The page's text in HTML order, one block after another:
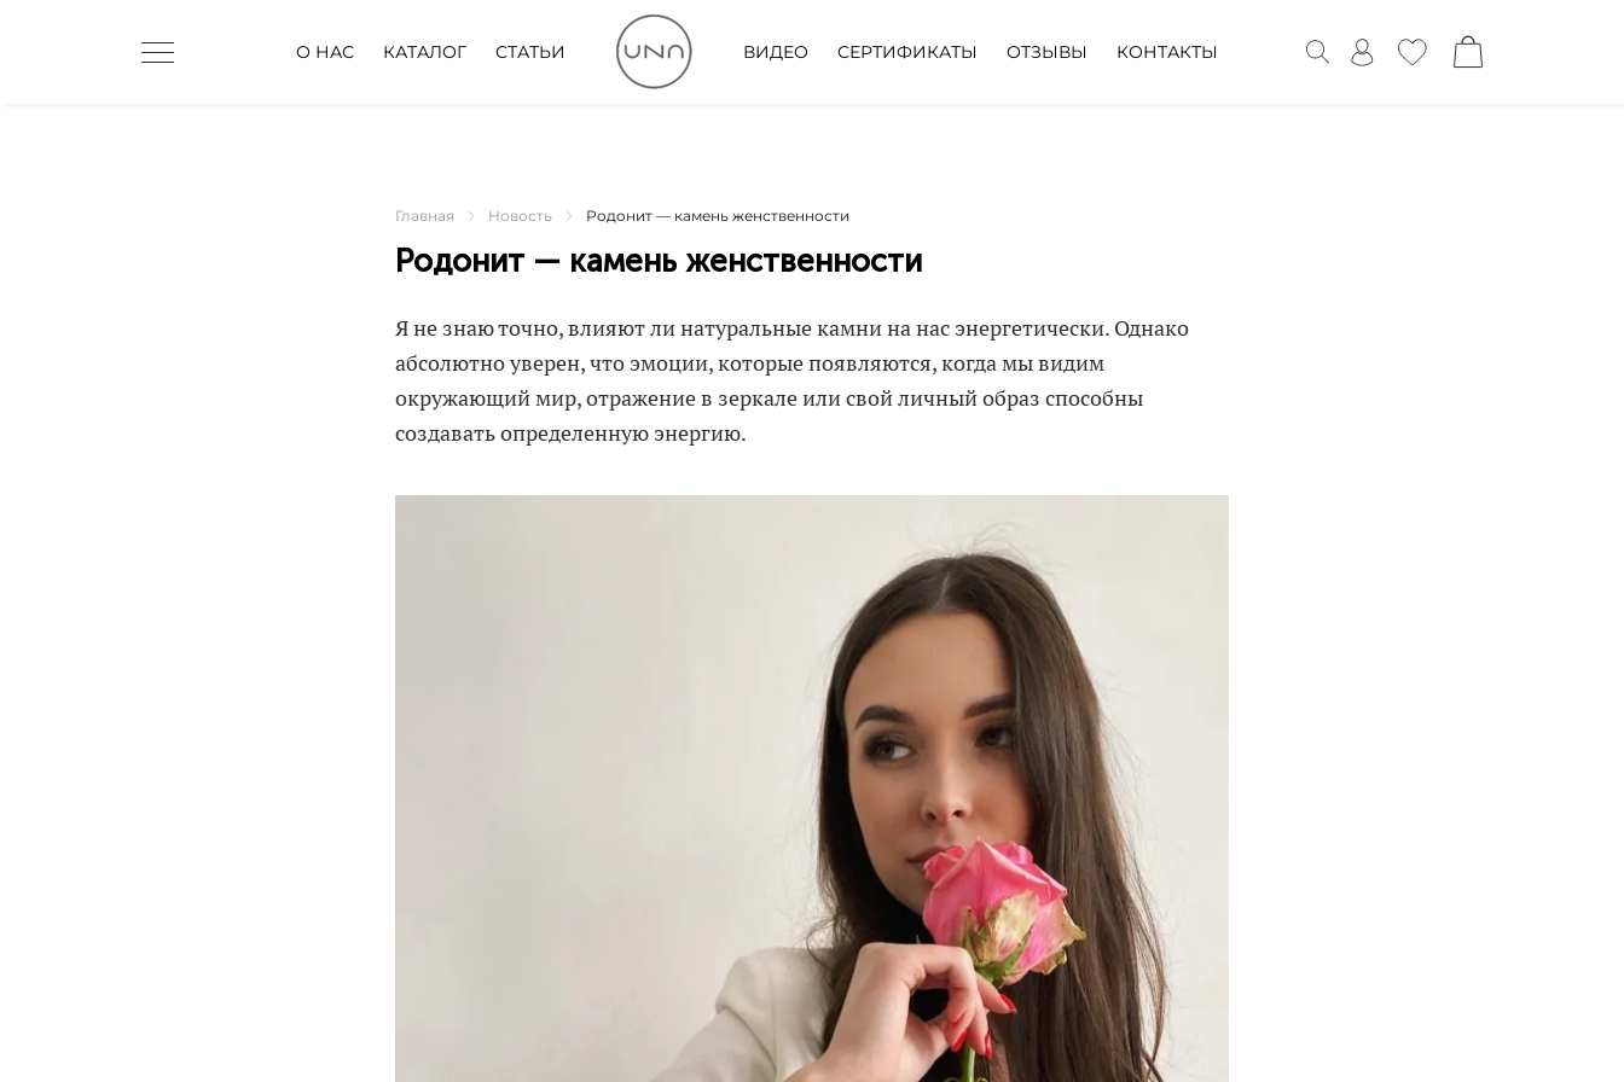
О НАС КАТАЛОГ СТАТЬИ ВИДЕО СЕРТИФИКАТЫ ОТЗЫВЫ КОНТАКТЫ
Главная Новость Родонит — камень женственности
Родонит — камень женственности
Я не знаю точно, влияют ли натуральные камни на нас энергетически. Однако
абсолютно уверен, что эмоции, которые появляются, когда мы видим
окружающий мир, отражение в зеркале или свой личный образ способны
создавать определенную энергию.